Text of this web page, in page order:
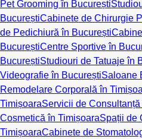
Pet Grooming în București
BucureștiCabinete de Chirurgie
de Pedichiură în București
BucureștiCentre Sportive în
BucureștiStudiouri de Tatuaje în
Videografie în BucureștiSaloane
Remodelare Corporală în
TimișoaraServicii de
Cosmetică în TimișoaraSpații de
TimișoaraCabinete de